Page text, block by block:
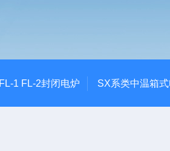
FL-1 FL-2封闭电炉 SX系类中温箱